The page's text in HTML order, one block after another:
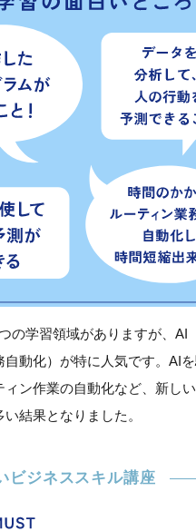
の学習領域がありますが、AI
自動化）が特に人気です。AI
ィン作業の自動化など、新し
結果となりました。
ビジネススキル講座